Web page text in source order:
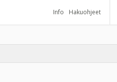
Info Hakuohjeet